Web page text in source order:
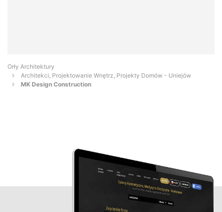
Orły Architektury
Architekci, Projektowanie Wnętrz, Projekty Domów - Uniejów
MK Design Construction